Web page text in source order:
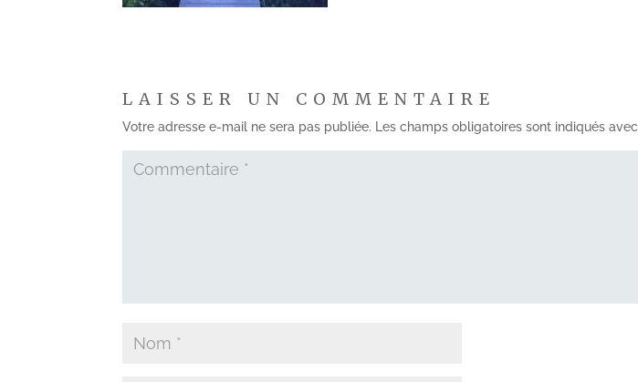
LAISSER UN COMMENTAIRE
Votre adresse e-mail ne sera pas publiée. Les champs obligatoires sont indiqués avec